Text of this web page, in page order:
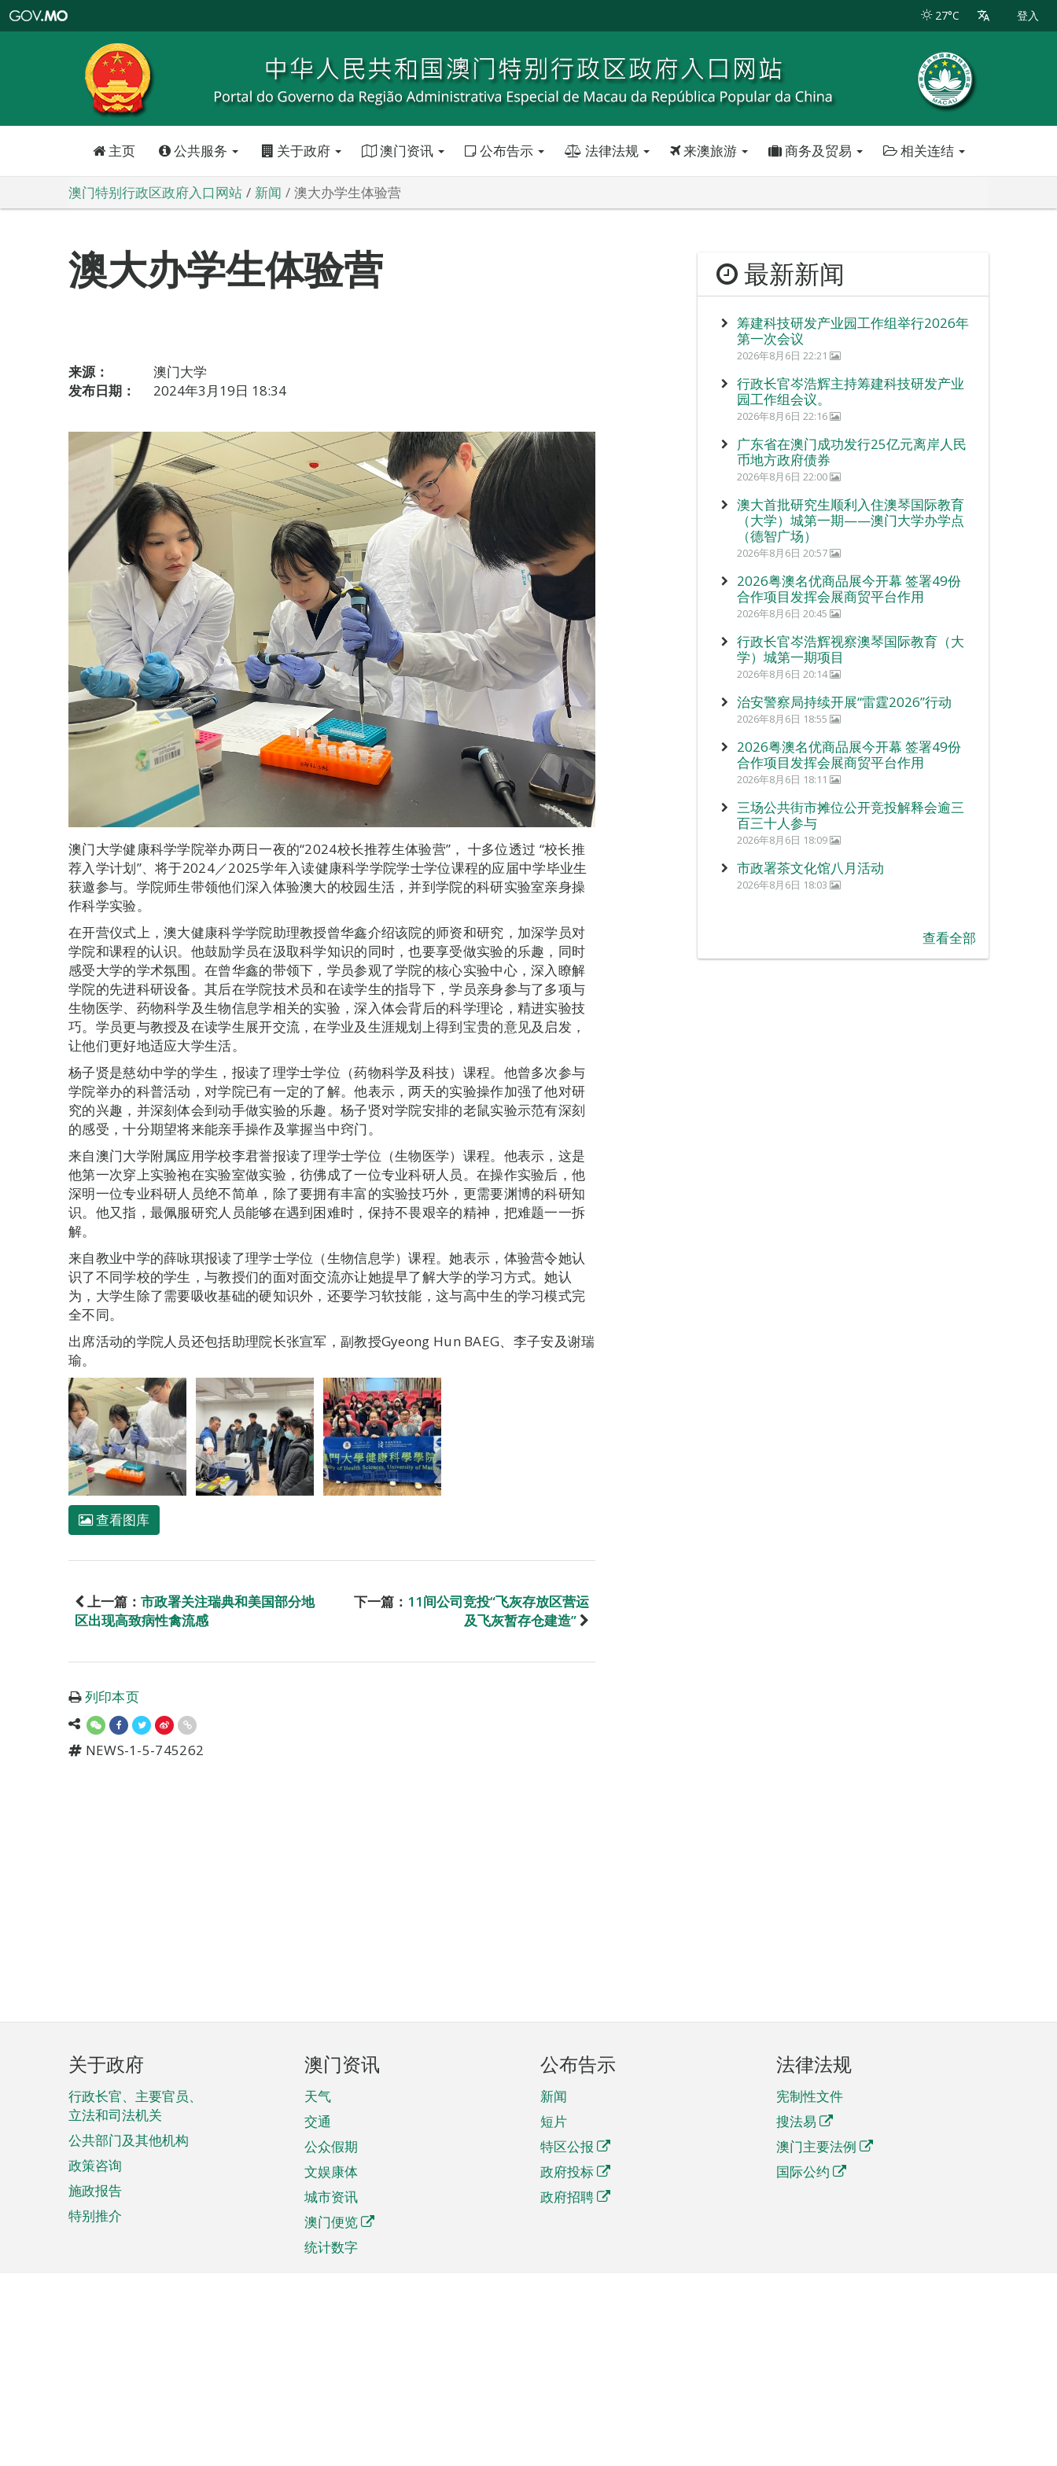
特
政
区
政
口
27°C 登入
主页 公共服务 关于政府 澳门资讯 公布告示 法律法规 来澳旅游 商务及贸易 相关连结
澳门特别行政区政府入口网站 新闻 澳大办学生体验营
澳大办学生体验营
来源：
澳门大学
发布日期：
2024年3月19日 18:34
澳门大学健康科学学院举办两日一夜的“2024校长推荐生体验营”， 十多位透过 “校长推
荐入学计划”、将于2024／2025学年入读健康科学学院学士学位课程的应届中学毕业生
获邀参与。学院师生带领他们深入体验澳大的校园生活，并到学院的科研实验室亲身操
作科学实验。
在开营仪式上，澳大健康科学学院助理教授曾华鑫介绍该院的师资和研究，加深学员对
学院和课程的认识。他鼓励学员在汲取科学知识的同时，也要享受做实验的乐趣，同时
感受大学的学术氛围。在曾华鑫的带领下，学员参观了学院的核心实验中心，深入瞭解
学院的先进科研设备。其后在学院技术员和在读学生的指导下，学员亲身参与了多项与
生物医学、药物科学及生物信息学相关的实验，深入体会背后的科学理论，精进实验技
巧。学员更与教授及在读学生展开交流，在学业及生涯规划上得到宝贵的意见及启发，
让他们更好地适应大学生活。
杨子贤是慈幼中学的学生，报读了理学士学位（药物科学及科技）课程。他曾多次参与
学院举办的科普活动，对学院已有一定的了解。他表示，两天的实验操作加强了他对研
究的兴趣，并深刻体会到动手做实验的乐趣。杨子贤对学院安排的老鼠实验示范有深刻
的感受，十分期望将来能亲手操作及掌握当中窍门。
来自澳门大学附属应用学校李君誉报读了理学士学位（生物医学）课程。他表示，这是
他第一次穿上实验袍在实验室做实验，彷佛成了一位专业科研人员。在操作实验后，他
深明一位专业科研人员绝不简单，除了要拥有丰富的实验技巧外，更需要渊博的科研知
识。他又指，最佩服研究人员能够在遇到困难时，保持不畏艰辛的精神，把难题一一拆
解。
来自教业中学的薛咏琪报读了理学士学位（生物信息学）课程。她表示，体验营令她认
识了不同学校的学生，与教授们的面对面交流亦让她提早了解大学的学习方式。她认
为，大学生除了需要吸收基础的硬知识外，还要学习软技能，这与高中生的学习模式完
全不同。
出席活动的学院人员还包括助理院长张宣军，副教授Gyeong Hun BAEG、李子安及谢瑞
瑜。
查看图库
上一篇： 市政署关注瑞典和美国部分地
区出现高致病性禽流感
下一篇： 11间公司竞投“飞灰存放区营运
及飞灰暂存仓建造”
列印本页
NEWS-1-5-745262
最新新闻
筹建科技研发产业园工作组举行2026年
第一次会议
2026年8月6日 22:21
行政长官岑浩辉主持筹建科技研发产业
园工作组会议。
2026年8月6日 22:16
广东省在澳门成功发行25亿元离岸人民
币地方政府债券
2026年8月6日 22:00
澳大首批研究生顺利入住澳琴国际教育
（大学）城第一期——澳门大学办学点
（德智广场）
2026年8月6日 20:57
2026粤澳名优商品展今开幕 签署49份
合作项目发挥会展商贸平台作用
2026年8月6日 20:45
行政长官岑浩辉视察澳琴国际教育（大
学）城第一期项目
2026年8月6日 20:14
治安警察局持续开展“雷霆2026”行动
2026年8月6日 18:55
2026粤澳名优商品展今开幕 签署49份
合作项目发挥会展商贸平台作用
2026年8月6日 18:11
三场公共街市摊位公开竞投解释会逾三
百三十人参与
2026年8月6日 18:09
市政署茶文化馆八月活动
2026年8月6日 18:03
查看全部
页
脚
菜
单
关于政府
行政长官、主要官员、
立法和司法机关
公共部门及其他机构
政策咨询
施政报告
特别推介
澳门资讯
天气
交通
公众假期
文娱康体
城市资讯
澳门便览
统计数字
公布告示
新闻
短片
特区公报
政府投标
政府招聘
法律法规
宪制性文件
搜法易
澳门主要法例
国际公约